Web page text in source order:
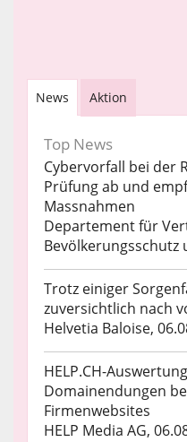
News Aktion
Top News
Cybervorfall bei der
Prüfung ab und
Massnahmen
Departement für
Bevölkerungsschutz
Trotz einiger
zuversichtlich nach
Helvetia Baloise,
HELP.CH-
Domainendungen
Firmenwebsites
HELP Media AG,